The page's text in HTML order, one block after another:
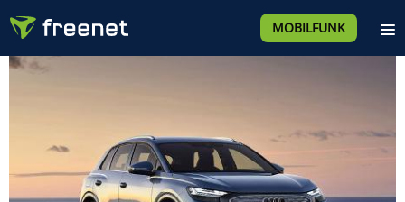
MOBILFUNK